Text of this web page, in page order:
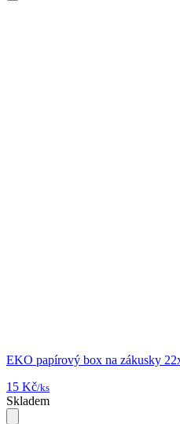
EKO papírový box na zákusky
15 Kč/ks
Skladem